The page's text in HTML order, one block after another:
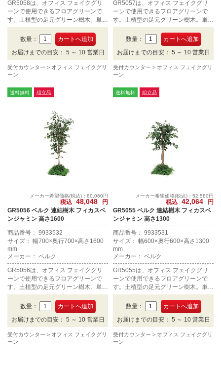
GR5058は、オフィス フェイクグリ
ーンで使用できるフロアグリーンで
す。土植型の足元グリーン樹木。単体
タイプ、高さ2100mmです。
数量：
お届けまでの目安： 5 ～ 10 営業日
受付カウンター
オフィス フェイクグリ
ーン
GR5057は、オフィス フェイクグリ
ーンで使用できるフロアグリーンで
す。土植型の足元グリーン樹木。単体
タイプ、高さ1800mmです。
数量：
お届けまでの目安： 5 ～ 10 営業日
受付カウンター
オフィス フェイクグリ
ーン
送料無料 組立品
メーカー希望価格(税込)：60,060円
税込 48,048
円
GR5056 ベルク 連結樹木 フィカスベ
ンジャミン 高さ1600
商品番号： 9933532
サイズ： 幅700×奥行700×高さ1600
mm
メーカー： ベルク
GR5056は、オフィス フェイクグリ
ーンで使用できるフロアグリーンで
す。土植型の足元グリーン樹木。単体
タイプ、高さ1600mmです。
数量：
お届けまでの目安： 5 ～ 10 営業日
受付カウンター
オフィス フェイクグリ
ーン
送料無料 組立品
メーカー希望価格(税込)：52,580円
税込 42,064
円
GR5055 ベルク 連結樹木 フィカスベ
ンジャミン 高さ1300
商品番号： 9933531
サイズ： 幅600×奥行600×高さ1300
mm
メーカー： ベルク
GR5055は、オフィス フェイクグリ
ーンで使用できるフロアグリーンで
す。土植型の足元グリーン樹木。単体
タイプ、高さ1300mmです。
数量：
お届けまでの目安： 5 ～ 10 営業日
受付カウンター
オフィス フェイクグリ
ーン